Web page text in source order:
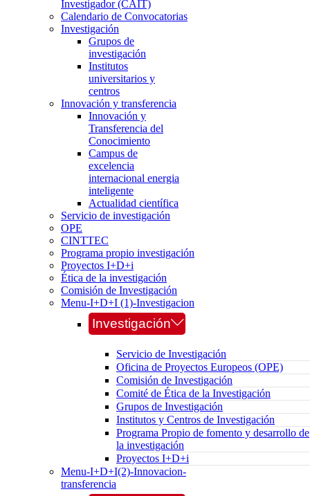
Investigador (CAIT)
Calendario de Convocatorias
Investigación
Grupos de
investigación
Institutos
universitarios y
centros
Innovación y transferencia
Innovación y
Transferencia del
Conocimiento
Campus de
excelencia
internacional energia
inteligente
Actualidad científica
Servicio de investigación
OPE
CINTTEC
Programa propio investigación
Proyectos I+D+i
Ética de la investigación
Comisión de Investigación
Menu-I+D+I (1)-Investigacion
Investigación
Servicio de Investigación
Oficina de Proyectos Europeos (OPE)
Comisión de Investigación
Comité de Ética de la Investigación
Grupos de Investigación
Institutos y Centros de Investigación
Programa Propio de fomento y desarrollo de
la investigación
Proyectos I+D+i
Menu-I+D+I(2)-Innovacion-
transferencia